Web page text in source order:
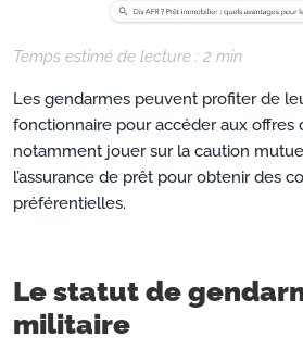
Temps estimé de lecture : 2 min
Les gendarmes peuvent profiter de
fonctionnaire pour accéder aux offres
notamment jouer sur la caution
l’assurance de prêt pour obtenir des
préférentielles.
Le statut de
militaire